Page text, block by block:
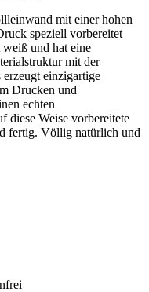
mit einer hohen
speziell vorbereitet
und hat eine
mit der
einzigartige
Drucken und
echten
diese Weise vorbereitete
fertig. Völlig natürlich und